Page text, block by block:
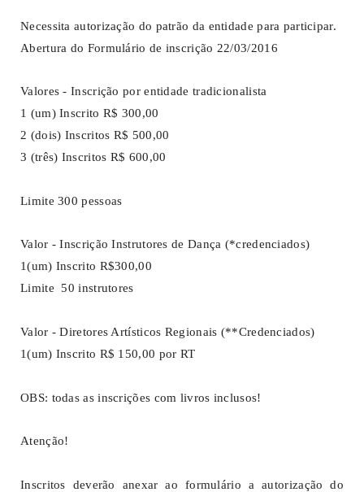
Necessita autorização do patrão da entidade para participar.
Abertura do Formulário de inscrição 22/03/2016
Valores - Inscrição por entidade tradicionalista
1 (um) Inscrito R$ 300,00
2 (dois) Inscritos R$ 500,00
3 (três) Inscritos R$ 600,00
Limite 300 pessoas
Valor - Inscrição Instrutores de Dança (*credenciados)
1(um) Inscrito R$300,00
Limite 50 instrutores
Valor - Diretores Artísticos Regionais (**Credenciados)
1(um) Inscrito R$ 150,00 por RT
OBS: todas as inscrições com livros inclusos!
Atenção!
Inscritos deverão anexar ao formulário a autorização do